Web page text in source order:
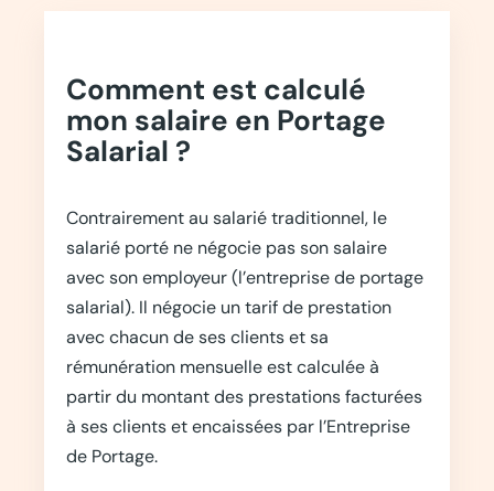
Comment est calculé
mon salaire en Portage
Salarial ?
Contrairement au salarié traditionnel, le
salarié porté ne négocie pas son salaire
avec son employeur (l’entreprise de portage
salarial). Il négocie un tarif de prestation
avec chacun de ses clients et sa
rémunération mensuelle est calculée à
partir du montant des prestations facturées
à ses clients et encaissées par l’Entreprise
de Portage.